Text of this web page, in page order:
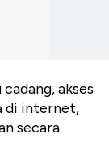
akses
di internet,
secara